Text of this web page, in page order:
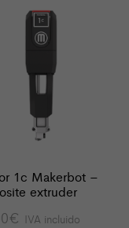
1c Makerbot –
extruder
€ IVA incluido